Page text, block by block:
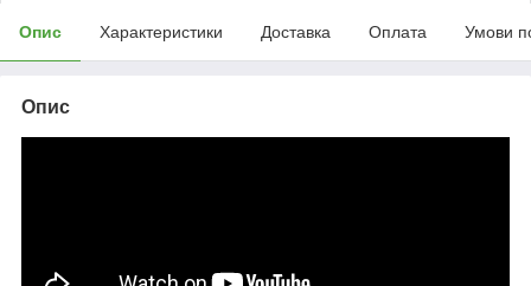
Опис Характеристики Доставка Оплата Умови
Опис